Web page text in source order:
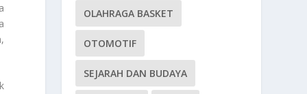
OLAHRAGA BASKET
OTOMOTIF
SEJARAH DAN BUDAYA